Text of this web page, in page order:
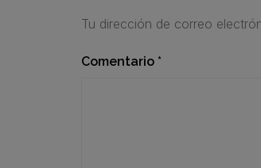
Tu dirección de correo
Comentario *